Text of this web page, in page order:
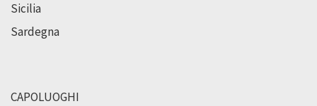
Sicilia
Sardegna
CAPOLUOGHI